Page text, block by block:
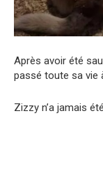
Après avoir été
passé toute sa vie
Zizzy n’a jamais